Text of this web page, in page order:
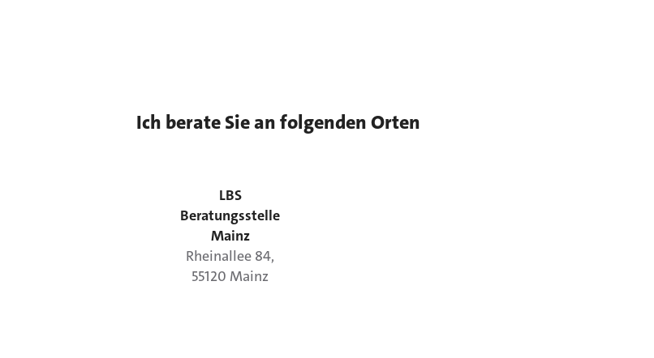
Ich berate Sie an folgenden Orten
LBS
Beratungsstelle
Mainz
Rheinallee 84,
55120 Mainz